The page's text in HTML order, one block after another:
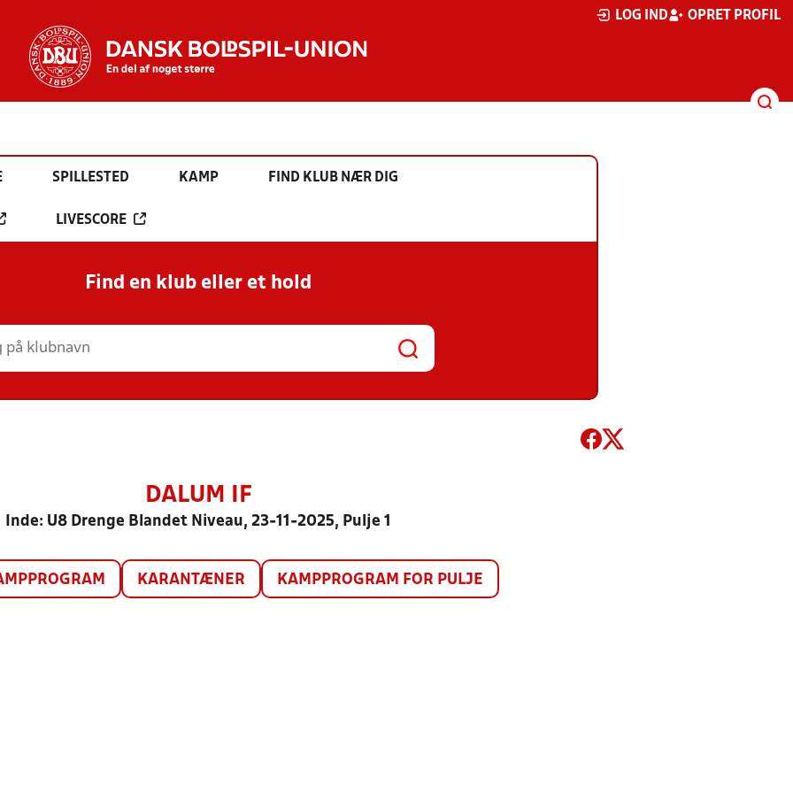
LOG IND OPRET PROFIL
SPILLESTED KAMP FIND KLUB NÆR DIG
LIVESCORE
Find en klub eller et hold
DALUM IF
Inde: U8 Drenge Blandet Niveau, 23-11-2025, Pulje 1
KARANTÆNER KAMPPROGRAM FOR PULJE